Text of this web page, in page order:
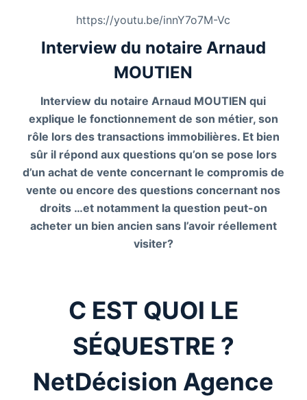
https://youtu.be/innY7o7M-Vc
Interview du notaire Arnaud
MOUTIEN
Interview du notaire Arnaud MOUTIEN qui
explique le fonctionnement de son métier, son
rôle lors des transactions immobilières. Et bien
sûr il répond aux questions qu’on se pose lors
d’un achat de vente concernant le compromis de
vente ou encore des questions concernant nos
droits …et notamment la question peut-on
acheter un bien ancien sans l’avoir réellement
visiter?
C EST QUOI LE
SÉQUESTRE ?
NetDécision Agence